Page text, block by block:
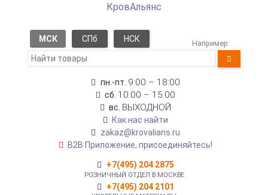
КровАльянс
МСК СПб НСК Например:
пн.-пт. 9:00 – 18:00
сб. 10:00 – 15:00
вс. ВЫХОДНОЙ
Как нас найти
zakaz@krovalians.ru
B2B Приложение, присоединяйтесь!
+7(495) 204 2875
РОЗНИЧНЫЙ ОТДЕЛ В МОСКВЕ
+7(495) 204 2101